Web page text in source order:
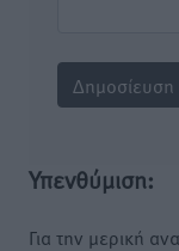
Υπενθύμιση:
Για την μερική